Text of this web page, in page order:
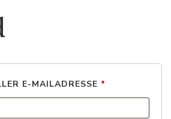
E-MAILADRESSE *